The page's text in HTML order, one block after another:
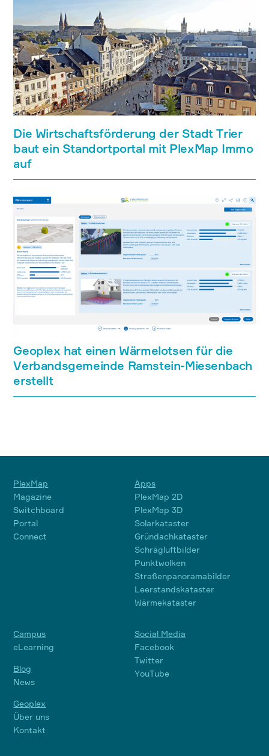
Die Wirtschaftsförderung der Stadt Trier
baut ein Standortportal mit PlexMap Immo
auf
Geoplex hat einen Wärmelotsen für die
Verbandsgemeinde Ramstein-Miesenbach
erstellt
PlexMap
Magazine
Switchboard
Portal
Connect
Apps
PlexMap 2D
PlexMap 3D
Solarkataster
Gründachkataster
Schrägluftbilder
Punktwolken
Straßenpanoramabilder
Leerstandskataster
Wärmekataster
Campus
eLearning
Blog
News
Geoplex
Über uns
Kontakt
Social Media
Facebook
Twitter
YouTube